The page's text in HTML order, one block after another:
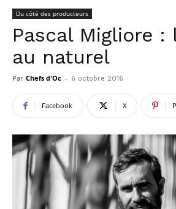
Du côté des producteurs
Pascal Migliore :
au naturel
Par Chefs d'Oc - 6 octobre 2016
Facebook X